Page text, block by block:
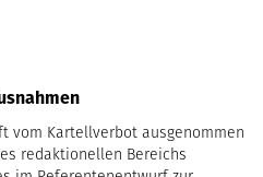
vom Kartellverbot ausgenommen
redaktionellen Bereichs